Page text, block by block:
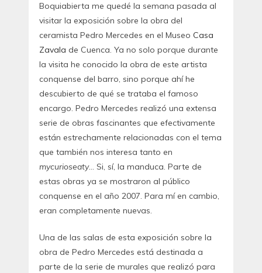
Boquiabierta me quedé la semana pasada al
visitar la exposición sobre la obra del
ceramista Pedro Mercedes en el Museo Casa
Zavala de Cuenca. Ya no solo porque durante
la visita he conocido la obra de este artista
conquense del barro, sino porque ahí he
descubierto de qué se trataba el famoso
encargo. Pedro Mercedes realizó una extensa
serie de obras fascinantes que efectivamente
están estrechamente relacionadas con el tema
que también nos interesa tanto en
mycurioseaty… Si, sí, la manduca. Parte de
estas obras ya se mostraron al público
conquense en el año 2007. Para mí en cambio,
eran completamente nuevas.
Una de las salas de esta exposición sobre la
obra de Pedro Mercedes está destinada a
parte de la serie de murales que realizó para